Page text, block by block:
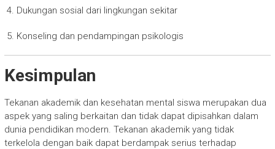
Dukungan sosial dari lingkungan sekitar
Konseling dan pendampingan psikologis
Kesimpulan
Tekanan akademik dan kesehatan mental siswa merupakan dua
aspek yang saling berkaitan dan tidak dapat dipisahkan dalam
dunia pendidikan modern. Tekanan akademik yang tidak
terkelola dengan baik dapat berdampak serius terhadap